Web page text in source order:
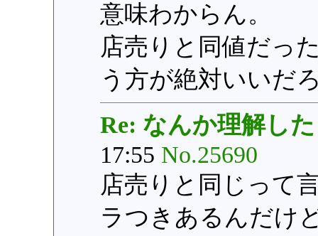
意味わからん。
店売りと同値だっ
う方が絶対いいだ
Re: なんか理解した
17:55 No.25690
店売りと同じって
ラつきあるんだけ